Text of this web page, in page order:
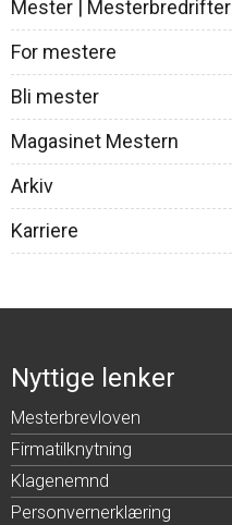
Mester | Mesterbredrifter
For mestere
Bli mester
Magasinet Mestern
Arkiv
Karriere
Nyttige lenker
Mesterbrevloven
Firmatilknytning
Klagenemnd
Personvernerklæring